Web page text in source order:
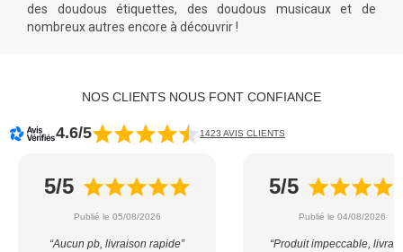
des doudous étiquettes, des doudous musicaux et de
nombreux autres encore à découvrir !
NOS CLIENTS NOUS FONT CONFIANCE
4.6/5 1423 AVIS CLIENTS
5/5
Publié le 05/08/2026
“Aucun pb, livraison rapide”
5/5
Publié le 04/08/2026
“Produit impeccable,